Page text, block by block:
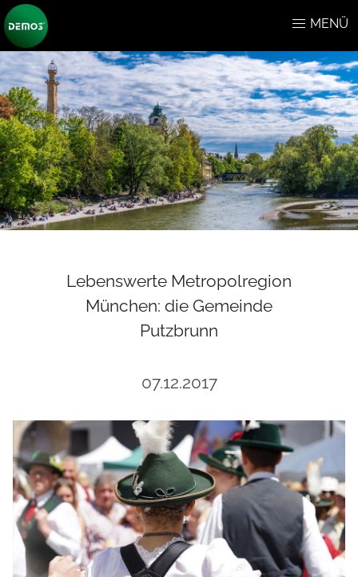
MENÜ
Lebenswerte Metropolregion
München: die Gemeinde
Putzbrunn
07.12.2017